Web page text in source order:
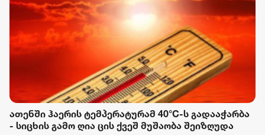
ათენში ჰაერის ტემპერატურამ 40°C-ს გადააჭარბა
- სიცხის გამო ღია ცის ქვეშ მუშაობა შეიზღუდა